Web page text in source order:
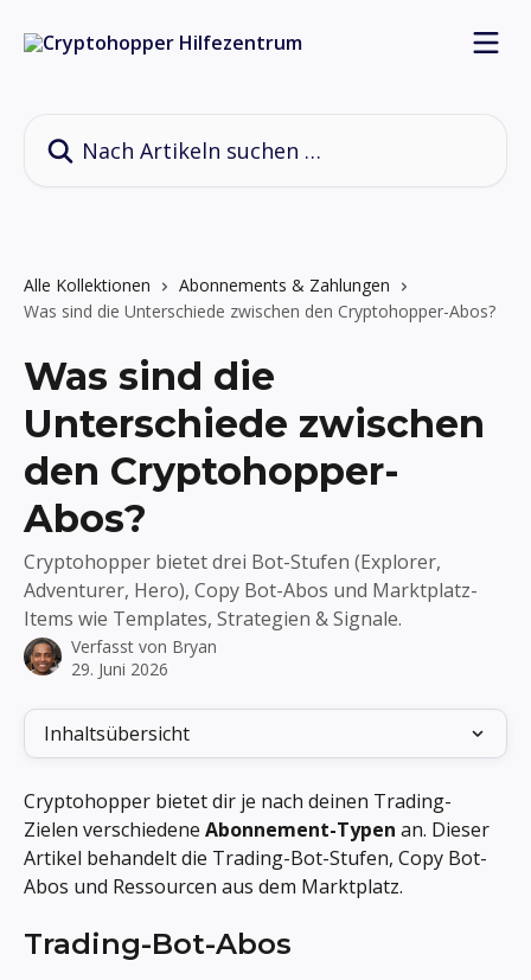
Alle Kollektionen
Abonnements & Zahlungen
Was sind die Unterschiede zwischen den Cryptohopper-Abos?
Was sind die
Unterschiede zwischen
den Cryptohopper-
Abos?
Cryptohopper bietet drei Bot-Stufen (Explorer,
Adventurer, Hero), Copy Bot-Abos und Marktplatz-
Items wie Templates, Strategien & Signale.
Verfasst von Bryan
29. Juni 2026
Inhaltsübersicht
Cryptohopper bietet dir je nach deinen Trading-
Zielen verschiedene Abonnement-Typen an. Dieser
Artikel behandelt die Trading-Bot-Stufen, Copy Bot-
Abos und Ressourcen aus dem Marktplatz.
Trading-Bot-Abos